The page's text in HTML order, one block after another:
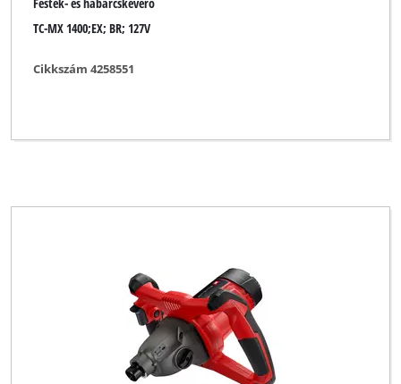
TC-MX 1400;EX; BR; 127V
Cikkszám 4258551